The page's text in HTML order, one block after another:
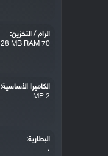
الرام / التخزين:
70 MB, 128 MB RAM
الكاميرا الأساسية:
2 MP
البطارية:
،